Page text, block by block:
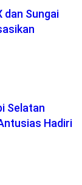
dan Sungai
Selatan
Hadiri